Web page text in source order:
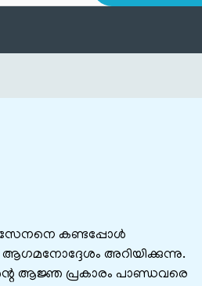
കണ്ടപ്പോള്‍
അറിയിക്കുന്നു.
ആജ്ഞ പ്രകാരം പാണ്ഡവരെ